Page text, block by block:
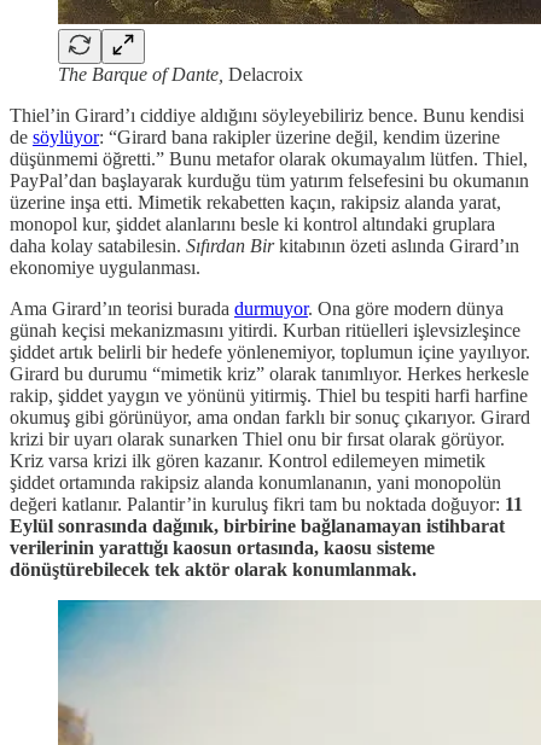
The Barque of Dante, Delacroix
Thiel’in Girard’ı ciddiye aldığını söyleyebiliriz bence. Bunu kendisi
de söylüyor: “Girard bana rakipler üzerine değil, kendim üzerine
düşünmemi öğretti.” Bunu metafor olarak okumayalım lütfen. Thiel,
PayPal’dan başlayarak kurduğu tüm yatırım felsefesini bu okumanın
üzerine inşa etti. Mimetik rekabetten kaçın, rakipsiz alanda yarat,
monopol kur, şiddet alanlarını besle ki kontrol altındaki gruplara
daha kolay satabilesin. Sıfırdan Birkitabının özeti aslında Girard’ın
ekonomiye uygulanması.
Ama Girard’ın teorisi burada durmuyor. Ona göre modern dünya
günah keçisi mekanizmasını yitirdi. Kurban ritüelleri işlevsizleşince
şiddet artık belirli bir hedefe yönlenemiyor, toplumun içine yayılıyor.
Girard bu durumu “mimetik kriz” olarak tanımlıyor. Herkes herkesle
rakip, şiddet yaygın ve yönünü yitirmiş. Thiel bu tespiti harfi harfine
okumuş gibi görünüyor, ama ondan farklı bir sonuç çıkarıyor. Girard
krizi bir uyarı olarak sunarken Thiel onu bir fırsat olarak görüyor.
Kriz varsa krizi ilk gören kazanır. Kontrol edilemeyen mimetik
şiddet ortamında rakipsiz alanda konumlananın, yani monopolün
değeri katlanır. Palantir’in kuruluş fikri tam bu noktada doğuyor: 11
Eylül sonrasında dağınık, birbirine bağlanamayan istihbarat
verilerinin yarattığı kaosun ortasında, kaosu sisteme
dönüştürebilecek tek aktör olarak konumlanmak.